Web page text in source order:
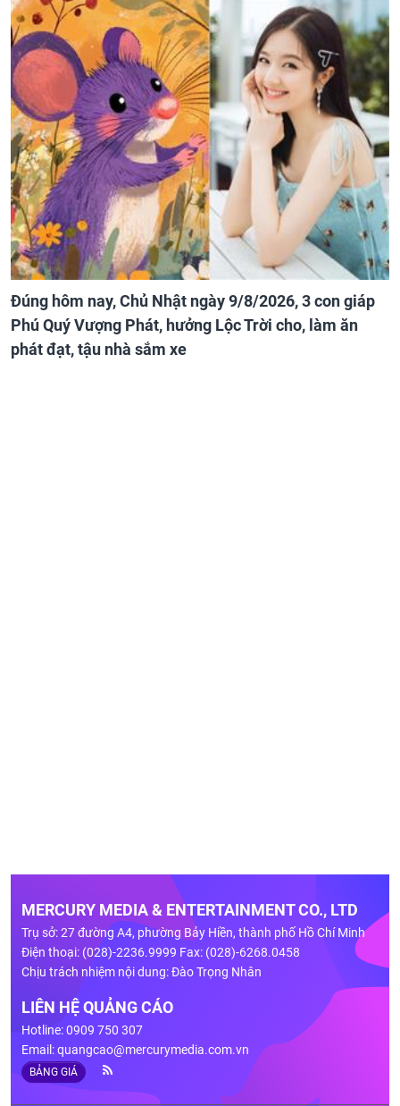
Đúng hôm nay, Chủ Nhật ngày 9/8/2026, 3 con giáp
Phú Quý Vượng Phát, hưởng Lộc Trời cho, làm ăn
phát đạt, tậu nhà sắm xe
MERCURY MEDIA & ENTERTAINMENT CO., LTD
Trụ sở: 27 đường A4, phường Bảy Hiền, thành phố Hồ Chí Minh
Điện thoại: (028)-2236.9999 Fax: (028)-6268.0458
Chịu trách nhiệm nội dung: Đào Trọng Nhân
LIÊN HỆ QUẢNG CÁO
Hotline: 0909 750 307
Email:quangcao@mercurymedia.com.vn
BẢNG GIÁ